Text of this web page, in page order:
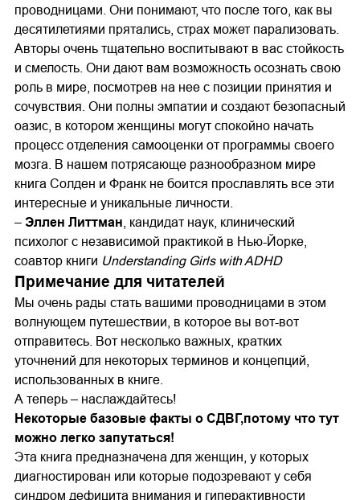
проводницами. Они понимают, что после того, как вы
десятилетиями прятались, страх может парализовать.
Авторы очень тщательно воспитывают в вас стойкость
и смелость. Они дают вам возможность осознать свою
роль в мире, посмотрев на нее с позиции принятия и
сочувствия. Они полны эмпатии и создают безопасный
оазис, в котором женщины могут спокойно начать
процесс отделения самооценки от программы своего
мозга. В нашем потрясающе разнообразном мире
книга Солден и Франк не боится прославлять все эти
интересные и уникальные личности.
– Эллен Литтман , кандидат наук, клинический
психолог с независимой практикой в Нью-Йорке,
соавтор книги Understanding Girls with ADHD
Примечание для читателей
Мы очень рады стать вашими проводницами в этом
волнующем путешествии, в которое вы вот-вот
отправитесь. Вот несколько важных, кратких
уточнений для некоторых терминов и концепций,
использованных в книге.
А теперь – наслаждайтесь!
Некоторые базовые факты о СДВГ,потому что тут
можно легко запутаться!
Эта книга предназначена для женщин, у которых
диагностирован или которые подозревают у себя
синдром дефицита внимания и гиперактивности